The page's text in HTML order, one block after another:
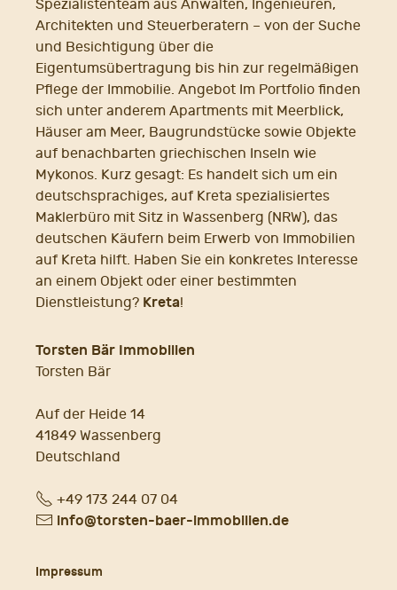
Spezialistenteam aus Anwälten, Ingenieuren,
Architekten und Steuerberatern – von der Suche
und Besichtigung über die
Eigentumsübertragung bis hin zur regelmäßigen
Pflege der Immobilie. Angebot Im Portfolio finden
sich unter anderem Apartments mit Meerblick,
Häuser am Meer, Baugrundstücke sowie Objekte
auf benachbarten griechischen Inseln wie
Mykonos. Kurz gesagt: Es handelt sich um ein
deutschsprachiges, auf Kreta spezialisiertes
Maklerbüro mit Sitz in Wassenberg (NRW), das
deutschen Käufern beim Erwerb von Immobilien
auf Kreta hilft. Haben Sie ein konkretes Interesse
an einem Objekt oder einer bestimmten
Dienstleistung? Kreta!
Torsten Bär Immobilien
Torsten Bär
Auf der Heide 14
41849 Wassenberg
Deutschland
Fon+49 173 244 07 04
E- info@torsten-baer-immobilien.de
Impressum